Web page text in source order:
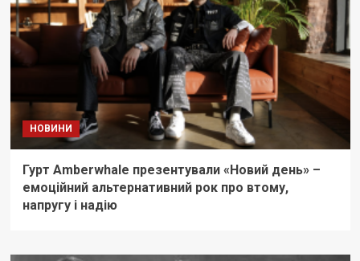
НОВИНИ
Гурт Amberwhale презентували «Новий день» –
емоційний альтернативний рок про втому,
напругу і надію